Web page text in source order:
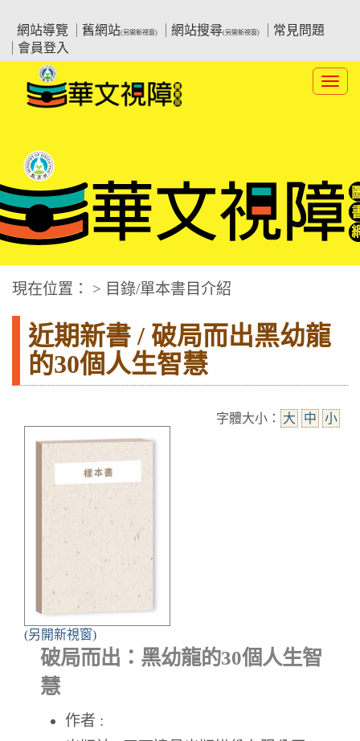
要
網站導覽
舊網站(另開新視窗) 網站搜尋(另開新視窗)
常見問題
會員登入
:::中央區塊
華文視障電子圖書網
現在位置： > 目錄/單本書目介紹
近期新書 / 破局而出黑幼龍
的30個人生智慧
字體大小： 大 中 小
(另開新視窗)
破局而出：黑幼龍的30個人生智
慧
作者 :